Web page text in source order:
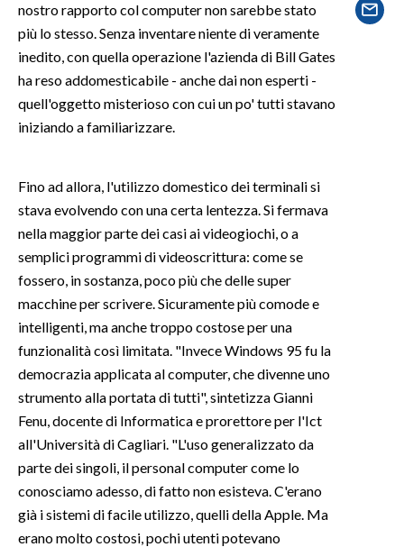
BASKET
VOLLEY
MOTORI
ALTRI SPORT
SPETTACOLI
GOSSIP
SARDEGNA TURISMO
SARDI NEL MONDO
EVENTI
#CARAUNIONE
3 MINUTI CON
nostro rapporto col computer non sarebbe stato
più lo stesso. Senza inventare niente di veramente
inedito, con quella operazione l'azienda di Bill Gates
ha reso addomesticabile - anche dai non esperti -
quell'oggetto misterioso con cui un po' tutti stavano
iniziando a familiarizzare.
Fino ad allora, l'utilizzo domestico dei terminali si
stava evolvendo con una certa lentezza. Si fermava
nella maggior parte dei casi ai videogiochi, o a
semplici programmi di videoscrittura: come se
fossero, in sostanza, poco più che delle super
macchine per scrivere. Sicuramente più comode e
intelligenti, ma anche troppo costose per una
funzionalità così limitata. "Invece Windows 95 fu la
democrazia applicata al computer, che divenne uno
strumento alla portata di tutti", sintetizza Gianni
Fenu, docente di Informatica e prorettore per l'Ict
all'Università di Cagliari. "L'uso generalizzato da
parte dei singoli, il personal computer come lo
conosciamo adesso, di fatto non esisteva. C'erano
già i sistemi di facile utilizzo, quelli della Apple. Ma
erano molto costosi, pochi utenti potevano